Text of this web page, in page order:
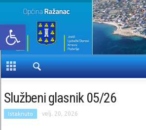
Open toolbar
Službeni glasnik 05/26
Istaknuto velj. 20, 2026